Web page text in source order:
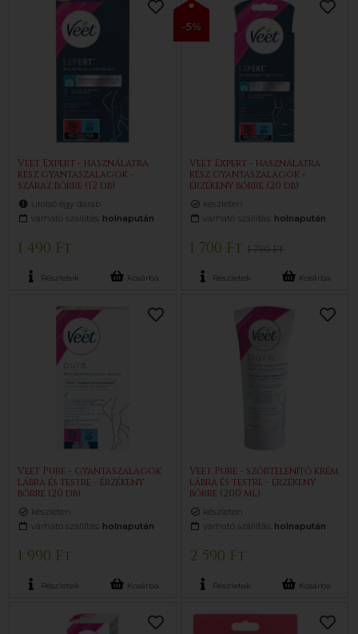
Veet Expert - használatra
kész gyantaszalagok -
száraz bőrre (12 db)
utolsó egy darab
várható szállítás: holnapután
1 490 Ft
Részletek Kosárba
-5%
Veet Expert - használatra
kész gyantaszalagok -
érzékeny bőrre (20 db)
készleten
várható szállítás: holnapután
1 700 Ft1 790 Ft
Részletek Kosárba
Veet Pure - gyantaszalagok
lábra és testre - érzékeny
bőrre (20 db)
készleten
várható szállítás: holnapután
1 990 Ft
Részletek Kosárba
Veet Pure - szőrtelenítő krém
lábra és testre - érzékeny
bőrre (200 ml)
készleten
várható szállítás: holnapután
2 590 Ft
Részletek Kosárba